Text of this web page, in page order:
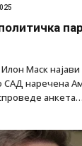
Маск
САД наречена
анкета…